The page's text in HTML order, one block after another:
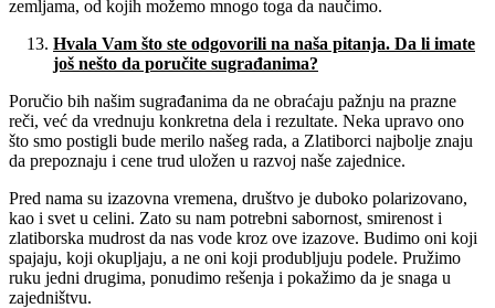
zemljama, od kojih možemo mnogo toga da naučimo.
Hvala Vam što ste odgovorili na naša pitanja. Da li imate
još nešto da poručite sugrađanima?
Poručio bih našim sugrađanima da ne obraćaju pažnju na prazne
reči, već da vrednuju konkretna dela i rezultate. Neka upravo ono
što smo postigli bude merilo našeg rada, a Zlatiborci najbolje znaju
da prepoznaju i cene trud uložen u razvoj naše zajednice.
Pred nama su izazovna vremena, društvo je duboko polarizovano,
kao i svet u celini. Zato su nam potrebni sabornost, smirenost i
zlatiborska mudrost da nas vode kroz ove izazove. Budimo oni koji
spajaju, koji okupljaju, a ne oni koji produbljuju podele. Pružimo
ruku jedni drugima, ponudimo rešenja i pokažimo da je snaga u
zajedništvu.